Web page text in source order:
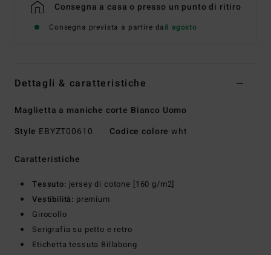
Consegna a casa o presso un punto di ritiro
Consegna prevista a partire da8 agosto
Dettagli & caratteristiche
Maglietta a maniche corte Bianco Uomo
Style EBYZT00610 Codice colore wht
Caratteristiche
Tessuto: jersey di cotone [160 g/m2]
Vestibilità: premium
Girocollo
Serigrafia su petto e retro
Etichetta tessuta Billabong